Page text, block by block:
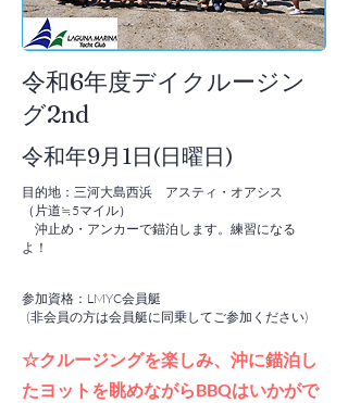
​令和6年度デイクルージン
グ2nd
令和年9月1日(日曜日)
目的地：三河大島西浜 アスティ・オアシス
（片道≒5マイル）
沖止め・アンカーで錨泊します。練習になる
よ！
参加資格：LMYC会員艇
(非会員の方は会員艇に同乗してご参加ください)
☆クルージングを楽しみ、沖に錨泊し
たヨットを眺めながらBBQはいかがで